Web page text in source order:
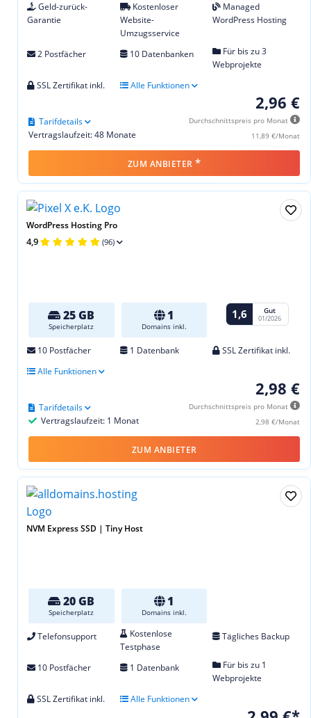
Geld-zurück-
Garantie
Kostenloser
Website-
Umzugsservice
Managed
WordPress Hosting
2 Postfächer 10 Datenbanken
Für bis zu 3
Webprojekte
SSL Zertifikat inkl.
Alle Funktionen
2,96 €
Durchschnittspreis pro Monat
11,89 €/Monat
Vertragslaufzeit: 48 Monate
Tarifdetails
ZUM ANBIETER *
WordPress Hosting Pro
4,9 (96)
25 GB
Speicherplatz
1
Domains inkl.
1,6 Gut
01/2026
10 Postfächer 1 Datenbank
SSL Zertifikat inkl.
Alle Funktionen
2,98 €
Durchschnittspreis pro Monat
2,98 €/Monat
Vertragslaufzeit: 1 Monat
Tarifdetails
ZUM ANBIETER
NVM Express SSD | Tiny Host
20 GB
Speicherplatz
1
Domains inkl.
Telefonsupport
Kostenlose
Testphase
Tägliches Backup
10 Postfächer 1 Datenbank
Für bis zu 1
Webprojekte
SSL Zertifikat inkl.
Alle Funktionen